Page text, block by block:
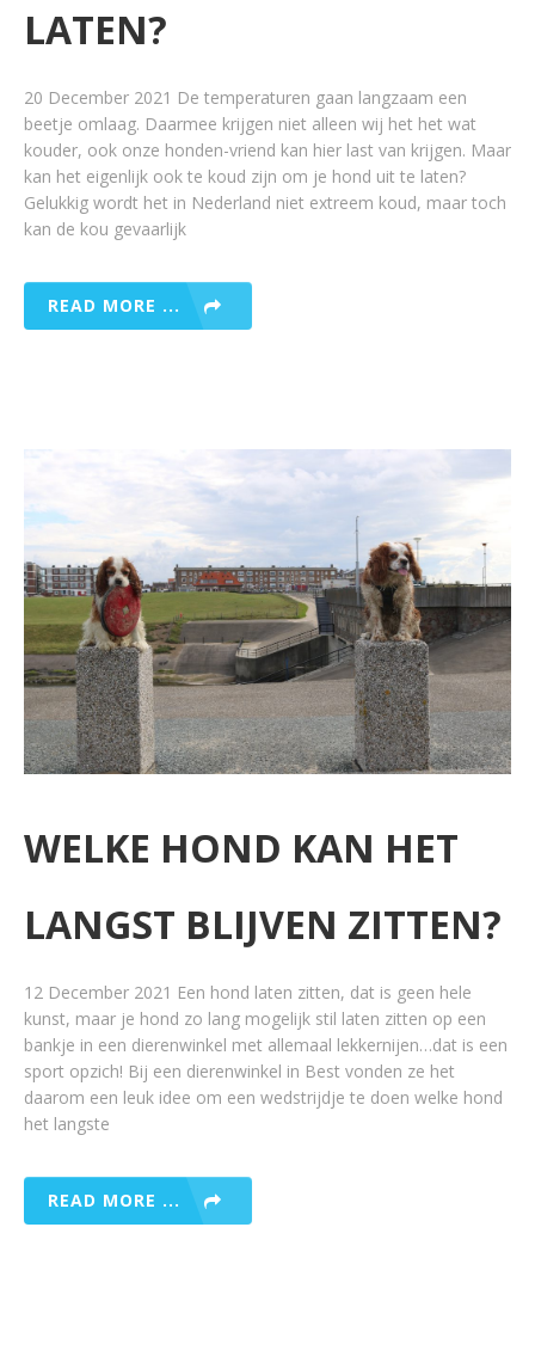
LATEN?
20 December 2021 De temperaturen gaan langzaam een
beetje omlaag. Daarmee krijgen niet alleen wij het het wat
kouder, ook onze honden-vriend kan hier last van krijgen. Maar
kan het eigenlijk ook te koud zijn om je hond uit te laten?
Gelukkig wordt het in Nederland niet extreem koud, maar toch
kan de kou gevaarlijk
READ MORE ...
WELKE HOND KAN HET
LANGST BLIJVEN ZITTEN?
12 December 2021 Een hond laten zitten, dat is geen hele
kunst, maar je hond zo lang mogelijk stil laten zitten op een
bankje in een dierenwinkel met allemaal lekkernijen…dat is een
sport opzich! Bij een dierenwinkel in Best vonden ze het
daarom een leuk idee om een wedstrijdje te doen welke hond
het langste
READ MORE ...